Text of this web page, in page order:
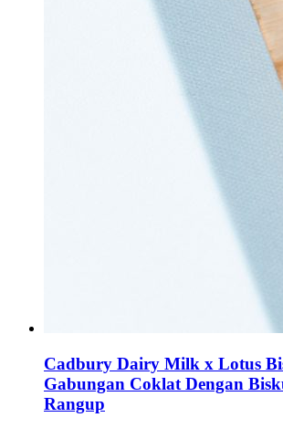
Cadbury Dairy Milk x Lotus
Gabungan Coklat Dengan
Rangup